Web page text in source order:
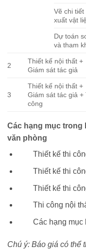
Vẽ chi tiết
xuất vật
Dự toán
và tham
2
Thiết kế nội thất +
Giám sát tác giả
3
Thiết kế nội thất +
Giám sát tác giả +
công
Các hạng mục trong
văn phòng
Thiết kế thi
Thiết kế thi
Thiết kế thi
Thi công nội
Các hạng mục
Chú ý: Báo giá có thể